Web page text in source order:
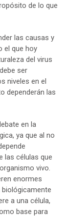
de lo que
las causas y
el que hoy
del virus
ser
niveles en el
dependerán las
en la
ya que al no
las células que
vivo.
enormes
a una célula,
base para